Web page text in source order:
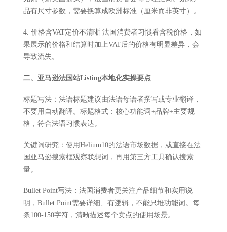
品有尺寸参数，需要换算成欧洲标准（厘米而非英寸）。
4. 价格含VAT定价不清晰 法国消费者习惯看含税价格，如
果展示的价格和结算时加上VAT后的价格有明显差异，会
导致流失。
二、 亚马逊法国站Listing本地化实操要点
标题写法：法语标题建议由法语母语者撰写或专业翻译，
不要用自动翻译。标题格式：核心功能词 +品牌+主要规
格，符合法语习惯表达。
关键词研究：使用Helium10的法语市场数据，或直接在法
国亚马逊搜索框观察联想词，再用第三方工具确认搜索
量。
Bullet Point写法：法国消费者更关注产品细节和实用说
明， Bullet Point需要详细、有逻辑，不能只堆功能词。每
条100-150字符，清晰描述每个卖点的使用场景。